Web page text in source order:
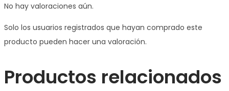
No hay valoraciones aún.
Solo los usuarios registrados que hayan comprado este
producto pueden hacer una valoración.
Productos relacionados